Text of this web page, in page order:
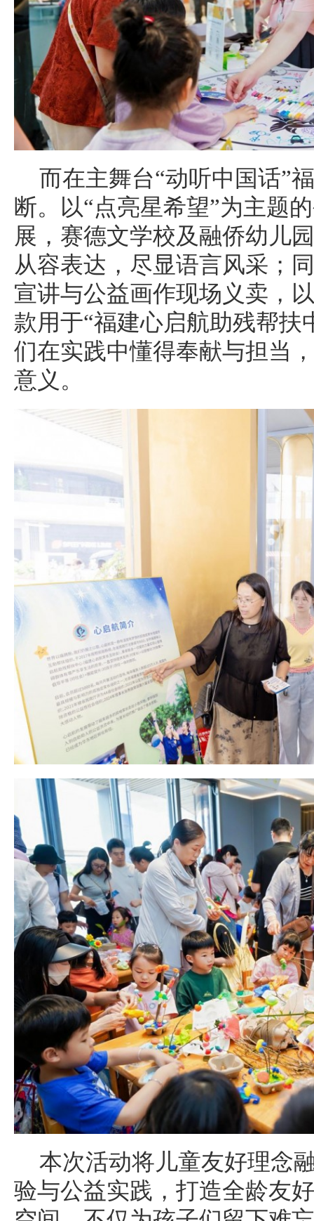
而在主舞台“动听中国话”
断。以“点亮星希望”为主题
展，赛德文学校及融侨幼儿
从容表达，尽显语言风采；
宣讲与公益画作现场义卖，
款用于“福建心启航助残帮扶
们在实践中懂得奉献与担当
意义。
本次活动将儿童友好理念
验与公益实践，打造全龄友